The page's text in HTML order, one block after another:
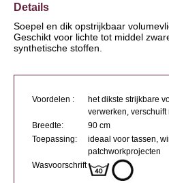
Details
Soepel en dik opstrijkbaar
Geschikt voor lichte tot middel
synthetische stoffen.
Voordelen :
het dikste strijkbare
verwerken,
Breedte:
90 cm
Toepassing:
ideaal voor tassen,
patchworkprojecten
Wasvoorschrift